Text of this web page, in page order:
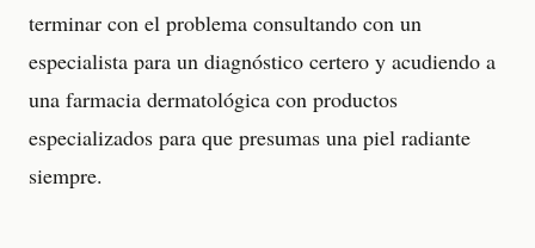
terminar con el problema consultando con un
especialista para un diagnóstico certero y acudiendo a
una farmacia dermatológica con productos
especializados para que presumas una piel radiante
siempre.